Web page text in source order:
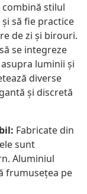
combină stilul
să fie practice
de zi și birouri.
se integreze
luminii și
diverse
și discretă
Fabricate din
sunt
Aluminiul
frumusețea pe